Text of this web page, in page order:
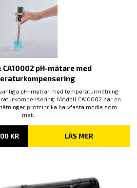
CA10002 pH-mätare med
pH-metrar med temperaturmätning
Modell CA10002 har en
proteinrika halvfasta media som
mat.
KRPRISINTERVALL:
TILL
LÄS MER